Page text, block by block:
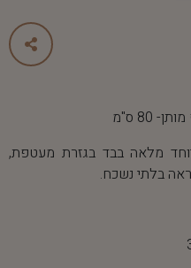
מלאה בבד בגזרת מעטפת,
בלתי נשכח.